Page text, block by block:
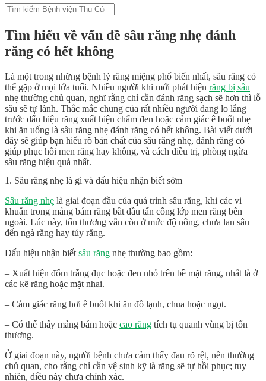
Tìm hiểu về vấn đề sâu răng nhẹ đánh
răng có hết không
Là một trong những bệnh lý răng miệng phổ biến nhất, sâu răng có
thể gặp ở mọi lứa tuổi. Nhiều người khi mới phát hiện răng bị sâu
nhẹ thường chủ quan, nghĩ rằng chỉ cần đánh răng sạch sẽ hơn thì lỗ
sâu sẽ tự lành. Thắc mắc chung của rất nhiều người đang lo lắng
trước dấu hiệu răng xuất hiện chấm đen hoặc cảm giác ê buốt nhẹ
khi ăn uống là sâu răng nhẹ đánh răng có hết không. Bài viết dưới
đây sẽ giúp bạn hiểu rõ bản chất của sâu răng nhẹ, đánh răng có
giúp phục hồi men răng hay không, và cách điều trị, phòng ngừa
sâu răng hiệu quả nhất.
1. Sâu răng nhẹ là gì và dấu hiệu nhận biết sớm
Sâu răng nhẹ là giai đoạn đầu của quá trình sâu răng, khi các vi
khuẩn trong mảng bám răng bắt đầu tấn công lớp men răng bên
ngoài. Lúc này, tổn thương vẫn còn ở mức độ nông, chưa lan sâu
đến ngà răng hay tủy răng.
Dấu hiệu nhận biết sâu răng nhẹ thường bao gồm:
– Xuất hiện đốm trắng đục hoặc đen nhỏ trên bề mặt răng, nhất là ở
các kẽ răng hoặc mặt nhai.
– Cảm giác răng hơi ê buốt khi ăn đồ lạnh, chua hoặc ngọt.
– Có thể thấy mảng bám hoặc cao răng tích tụ quanh vùng bị tổn
thương.
Ở giai đoạn này, người bệnh chưa cảm thấy đau rõ rệt, nên thường
chủ quan, cho rằng chỉ cần vệ sinh kỹ là răng sẽ tự hồi phục; tuy
nhiên, điều này chưa chính xác.